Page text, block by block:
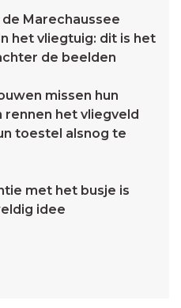
Marechaussee
het vliegtuig: dit is het
de beelden
missen hun
rennen het vliegveld
toestel alsnog te
met het busje is
idee